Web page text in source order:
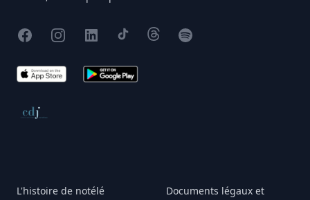
FacebookInstagram
X TikTokThreadsSpotify
App Store Google Play
Conseil de déontologie journalistique
L'histoire de notélé
Documents légaux et